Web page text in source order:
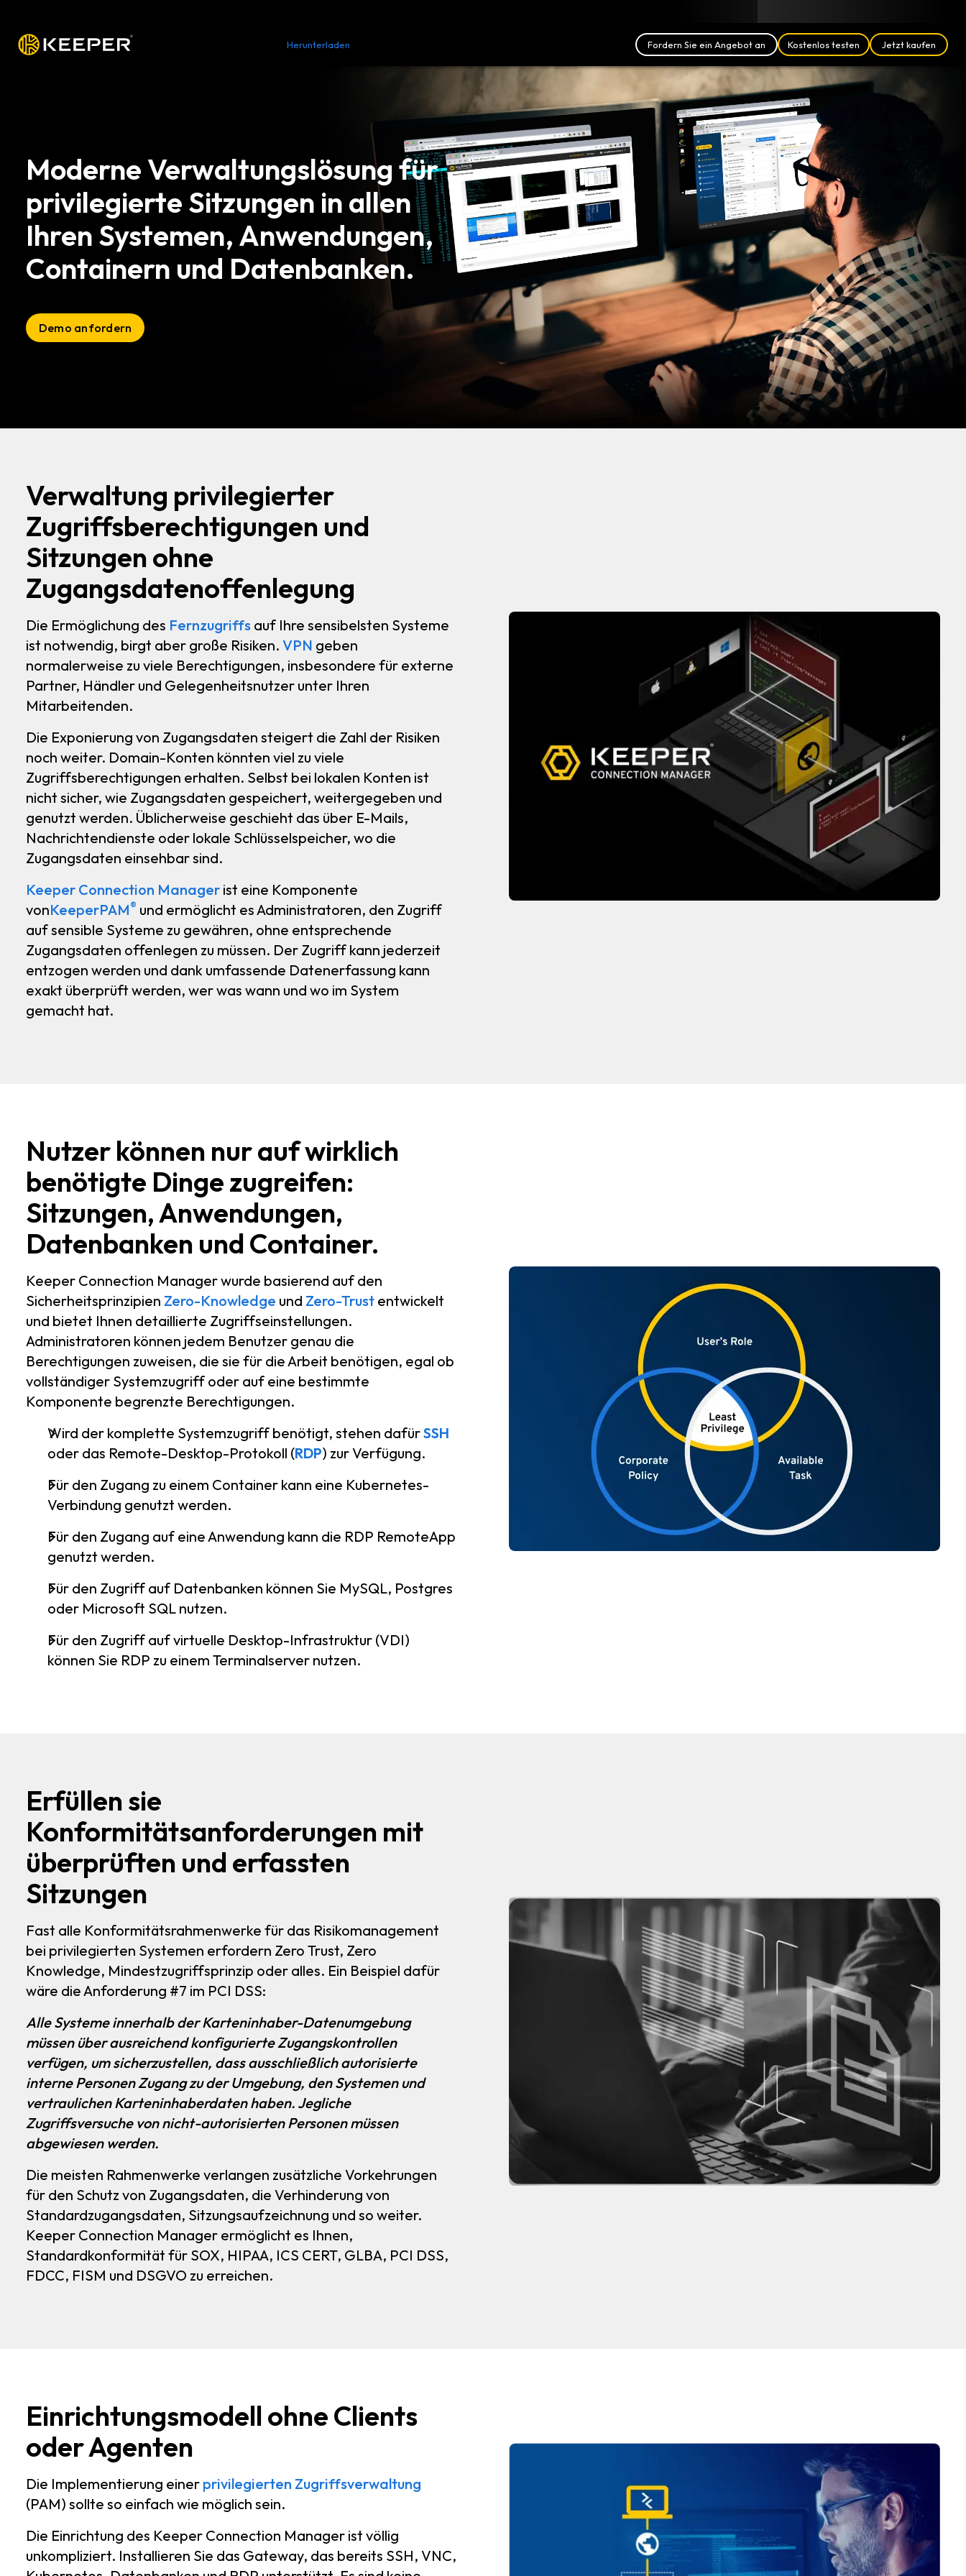
Herunterladen Fordern Sie ein Angebot an Kostenlos testen Jetzt kaufen
Moderne Verwaltungslösung für
privilegierte Sitzungen in allen
Ihren Systemen, Anwendungen,
Containern und Datenbanken.
Demo anfordern
Verwaltung privilegierter
Zugriffsberechtigungen und
Sitzungen ohne
Zugangsdatenoffenlegung
Die Ermöglichung des Fernzugriffs auf Ihre sensibelsten Systeme
ist notwendig, birgt aber große Risiken. VPN geben
normalerweise zu viele Berechtigungen, insbesondere für externe
Partner, Händler und Gelegenheitsnutzer unter Ihren
Mitarbeitenden.
Die Exponierung von Zugangsdaten steigert die Zahl der Risiken
noch weiter. Domain-Konten könnten viel zu viele
Zugriffsberechtigungen erhalten. Selbst bei lokalen Konten ist
nicht sicher, wie Zugangsdaten gespeichert, weitergegeben und
genutzt werden. Üblicherweise geschieht das über E-Mails,
Nachrichtendienste oder lokale Schlüsselspeicher, wo die
Zugangsdaten einsehbar sind.
Keeper Connection Manager ist eine Komponente
vonKeeperPAM® und ermöglicht es Administratoren, den Zugriff
auf sensible Systeme zu gewähren, ohne entsprechende
Zugangsdaten offenlegen zu müssen. Der Zugriff kann jederzeit
entzogen werden und dank umfassende Datenerfassung kann
exakt überprüft werden, wer was wann und wo im System
gemacht hat.
Nutzer können nur auf wirklich
benötigte Dinge zugreifen:
Sitzungen, Anwendungen,
Datenbanken und Container.
Keeper Connection Manager wurde basierend auf den
Sicherheitsprinzipien Zero-Knowledge und Zero-Trust entwickelt
und bietet Ihnen detaillierte Zugriffseinstellungen.
Administratoren können jedem Benutzer genau die
Berechtigungen zuweisen, die sie für die Arbeit benötigen, egal ob
vollständiger Systemzugriff oder auf eine bestimmte
Komponente begrenzte Berechtigungen.
Wird der komplette Systemzugriff benötigt, stehen dafürSSH
oder das Remote-Desktop-Protokoll (RDP) zur Verfügung.
Für den Zugang zu einem Container kann eine Kubernetes-
Verbindung genutzt werden.
Für den Zugang auf eine Anwendung kann die RDP RemoteApp
genutzt werden.
Für den Zugriff auf Datenbanken können Sie MySQL, Postgres
oder Microsoft SQL nutzen.
Für den Zugriff auf virtuelle Desktop-Infrastruktur (VDI)
können Sie RDP zu einem Terminalserver nutzen.
Erfüllen sie
Konformitätsanforderungen mit
überprüften und erfassten
Sitzungen
Fast alle Konformitätsrahmenwerke für das Risikomanagement
bei privilegierten Systemen erfordern Zero Trust, Zero
Knowledge, Mindestzugriffsprinzip oder alles. Ein Beispiel dafür
wäre die Anforderung #7 im PCI DSS:
Alle Systeme innerhalb der Karteninhaber-Datenumgebung
müssen über ausreichend konfigurierte Zugangskontrollen
verfügen, um sicherzustellen, dass ausschließlich autorisierte
interne Personen Zugang zu der Umgebung, den Systemen und
vertraulichen Karteninhaberdaten haben. Jegliche
Zugriffsversuche von nicht-autorisierten Personen müssen
abgewiesen werden.
Die meisten Rahmenwerke verlangen zusätzliche Vorkehrungen
für den Schutz von Zugangsdaten, die Verhinderung von
Standardzugangsdaten, Sitzungsaufzeichnung und so weiter.
Keeper Connection Manager ermöglicht es Ihnen,
Standardkonformität für SOX, HIPAA, ICS CERT, GLBA, PCI DSS,
FDCC, FISM und DSGVO zu erreichen.
Einrichtungsmodell ohne Clients
oder Agenten
Die Implementierung einer privilegierten Zugriffsverwaltung
(PAM) sollte so einfach wie möglich sein.
Die Einrichtung des Keeper Connection Manager ist völlig
unkompliziert. Installieren Sie das Gateway, das bereits SSH, VNC,